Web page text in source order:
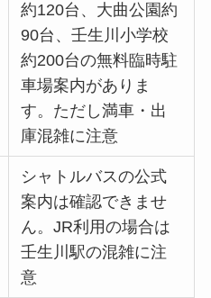
約120台、大曲公園約
90台、壬生川小学校
約200台の無料臨時駐
車場案内がありま
す。ただし満車・出
庫混雑に注意
シャトルバスの公式
案内は確認できませ
ん。JR利用の場合は
壬生川駅の混雑に注
意